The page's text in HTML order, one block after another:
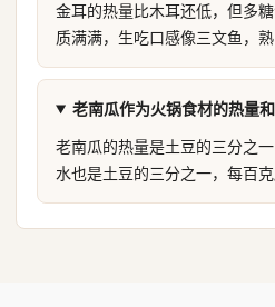
金耳的热量比木耳还低，但多
质满满，生吃口感像三文鱼，熟
老南瓜作为火锅食材的热量
老南瓜的热量是土豆的三分之
水也是土豆的三分之一，每百克